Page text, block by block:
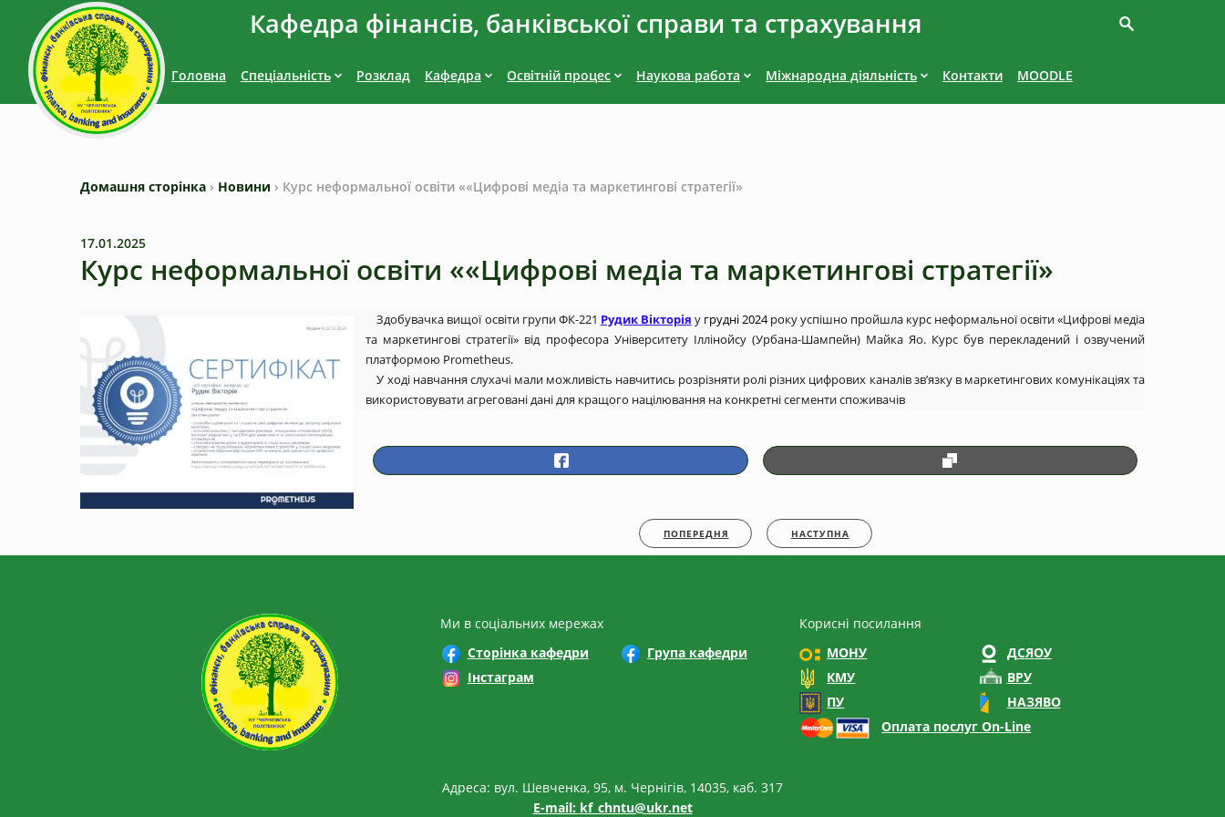
Кафедра фінансів, банківської справи та страхування
Головна Спеціальність Розклад Кафедра Освітній процес Наукова работа Міжнародна діяльність Контакти MOODLE
Домашня сторінка › Новини › Курс неформальної освіти ««Цифрові медіа та маркетингові стратегії»
17.01.2025
Курс неформальної освіти ««Цифрові медіа та маркетингові стратегії»
Здобувачка вищої освіти групи ФК-221 Рудик Вікторія у грудні 2024року успішно пройшла курс неформальної освіти «Цифрові медіа
та маркетингові стратегії» від професора Університету Іллінойсу (Урбана-Шампейн) Майка Яо. Курс був перекладений і озвучений
платформою Prometheus.
У ході навчання слухачі мали можливість навчитись розрізняти ролі різних цифрових каналів зв’язку в маркетингових комунікаціях та
використовувати агреговані дані для кращого націлювання на конкретні сегменти споживачів
ПОПЕРЕДНЯ НАСТУПНА
Ми в соціальних мережах
Сторінка кафедри
Група кафедри
Інстаграм
Корисні посилання
МОНУ
ДСЯОУ
КМУ
ВРУ
ПУ
НАЗЯВО
Оплата послуг On-Line
Адреса: вул. Шевченка, 95, м. Чернігів, 14035, каб. 317
E-mail: kf_chntu@ukr.net